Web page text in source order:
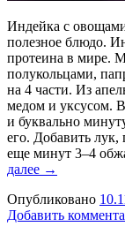
Индейка с
полезное блюдо.
протеина в мире.
полукольцами,
на 4 части. Из
медом и уксусом. В
и буквально
его. Добавить
еще минут 3–4
далее →
Опубликовано
Добавить